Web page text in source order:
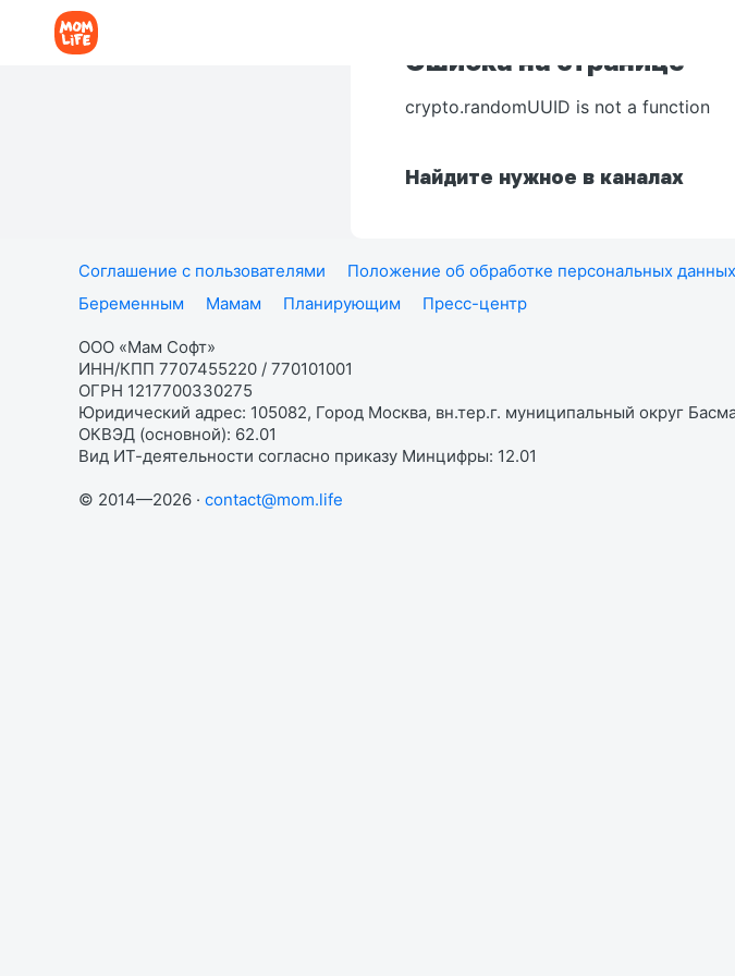
Ошибка на странице
crypto.randomUUID is not a function
Найдите нужное в каналах
Соглашение с пользователями Положение об обработке персональных данных
Беременным
Мамам Планирующим Пресс-центр
ООО «Мам Софт»
ИНН/КПП 7707455220 / 770101001
ОГРН 1217700330275
Юридический адрес: 105082, Город Москва, вн.тер.г. муниципальный округ
ОКВЭД (основной): 62.01
Вид ИТ-деятельности согласно приказу Минцифры: 12.01
© 2014—2026 · contact@mom.life